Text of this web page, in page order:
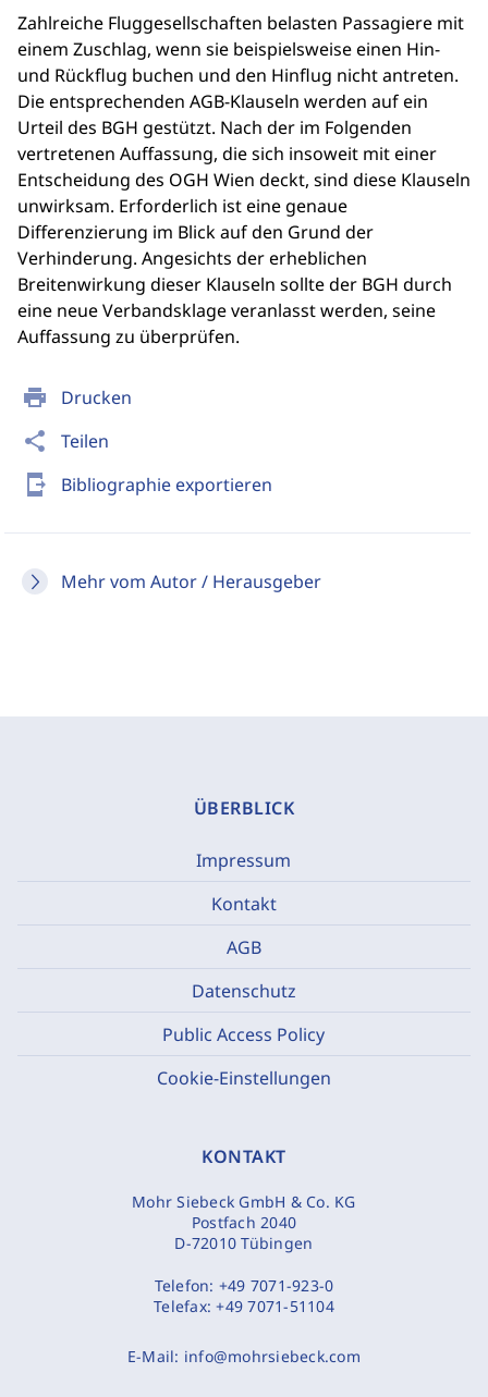
print Drucken
share Teilen
send_to_mobile Bibliographie exportieren
Mehr vom Autor / Herausgeber
Zahlreiche Fluggesellschaften belasten Passagiere mit
einem Zuschlag, wenn sie beispielsweise einen Hin-
und Rückflug buchen und den Hinflug nicht antreten.
Die entsprechenden AGB-Klauseln werden auf ein
Urteil des BGH gestützt. Nach der im Folgenden
vertretenen Auffassung, die sich insoweit mit einer
Entscheidung des OGH Wien deckt, sind diese Klauseln
unwirksam. Erforderlich ist eine genaue
Differenzierung im Blick auf den Grund der
Verhinderung. Angesichts der erheblichen
Breitenwirkung dieser Klauseln sollte der BGH durch
eine neue Verbandsklage veranlasst werden, seine
Auffassung zu überprüfen.
ÜBERBLICK
Impressum
Kontakt
AGB
Datenschutz
Public Access Policy
Cookie-Einstellungen
KONTAKT
Mohr Siebeck GmbH & Co. KG
Postfach 2040
D-72010 Tübingen
Telefon: +49 7071-923-0
Telefax:+49 7071-51104
E-Mail: info@mohrsiebeck.com